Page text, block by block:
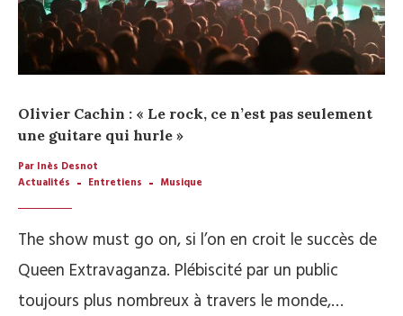
Olivier Cachin : « Le rock, ce n’est pas seulement
une guitare qui hurle »
Par Inès Desnot
Actualités
Entretiens Musique
The show must go on, si l’on en croit le succès de
Queen Extravaganza. Plébiscité par un public
toujours plus nombreux à travers le monde,…